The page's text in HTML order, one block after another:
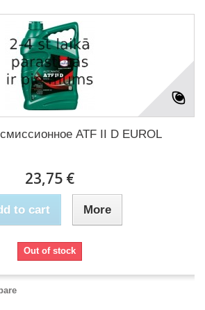
ATF II D EUROL
23,75 €
to cart More
Out of stock